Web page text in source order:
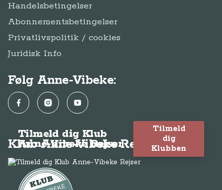
Handelsbetingelser
Abonnementsbetingelser
Privatlivspolitik / cookies
Juridisk Info
Følg Anne-Vibeke:
FacebookInstagramYouTube
Klub Anne-Vibeke Rejser
Tilmeld dig Klub
Anne-Vibeke Rejser
Tilmeld
dig
Klubben